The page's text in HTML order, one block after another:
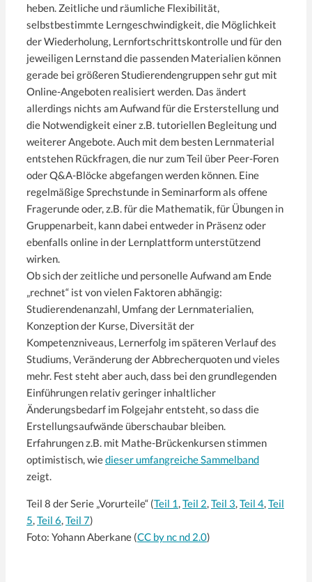
heben. Zeitliche und räumliche Flexibilität,
selbstbestimmte Lerngeschwindigkeit, die Möglichkeit
der Wiederholung, Lernfortschrittskontrolle und für den
jeweiligen Lernstand die passenden Materialien können
gerade bei größeren Studierendengruppen sehr gut mit
Online-Angeboten realisiert werden. Das ändert
allerdings nichts am Aufwand für die Ersterstellung und
die Notwendigkeit einer z.B. tutoriellen Begleitung und
weiterer Angebote. Auch mit dem besten Lernmaterial
entstehen Rückfragen, die nur zum Teil über Peer-Foren
oder Q&A-Blöcke abgefangen werden können. Eine
regelmäßige Sprechstunde in Seminarform als offene
Fragerunde oder, z.B. für die Mathematik, für Übungen in
Gruppenarbeit, kann dabei entweder in Präsenz oder
ebenfalls online in der Lernplattform unterstützend
wirken.
Ob sich der zeitliche und personelle Aufwand am Ende
„rechnet“ ist von vielen Faktoren abhängig:
Studierendenanzahl, Umfang der Lernmaterialien,
Konzeption der Kurse, Diversität der
Kompetenzniveaus, Lernerfolg im späteren Verlauf des
Studiums, Veränderung der Abbrecherquoten und vieles
mehr. Fest steht aber auch, dass bei den grundlegenden
Einführungen relativ geringer inhaltlicher
Änderungsbedarf im Folgejahr entsteht, so dass die
Erstellungsaufwände überschaubar bleiben.
Erfahrungen z.B. mit Mathe-Brückenkursen stimmen
optimistisch, wiedieser umfangreiche Sammelband
zeigt.
Teil 8 der Serie „Vorurteile“ (Teil 1 ,Teil 2,Teil 3,Teil 4,Teil
5,Teil 6,Teil 7)
Foto: Yohann Aberkane (CC by nc nd 2.0)